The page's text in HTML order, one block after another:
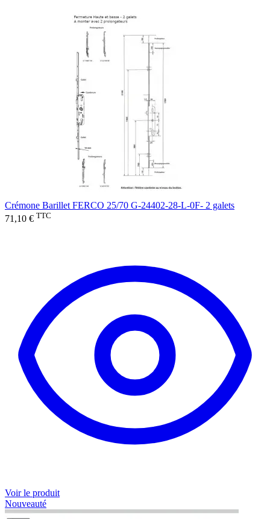
Crémone Barillet FERCO 25/70 G-24402-28-L-0F- 2 galets
71,10 € TTC
Voir le produit
Nouveauté